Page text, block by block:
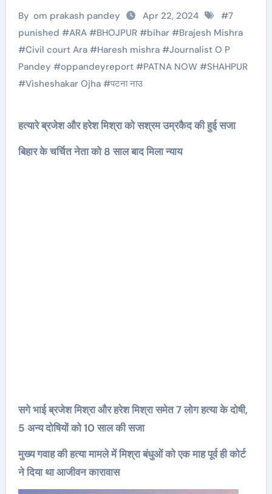
By om prakash pandey Apr 22, 2024 #7
punished #ARA#BHOJPUR#bihar#Brajesh Mishra
#Civil court Ara#Haresh mishra#Journalist O P
Pandey #oppandeyreport#PATNA NOW #SHAHPUR
#Visheshakar Ojha#पटना नाउ
हत्यारे ब्रजेश और हरेश मिश्रा को सश्रम उम्रकैद की हुई सजा
बिहार के चर्चित नेता को 8 साल बाद मिला न्याय
सगे भाई ब्रजेश मिश्रा और हरेश मिश्रा समेत 7 लोग हत्या के दोषी,
5 अन्य दोषियों को 10 साल की सजा
मुख्य गवाह की हत्या मामले में मिश्रा बंधुओं को एक माह पूर्व ही कोर्ट
ने दिया था आजीवन कारावास